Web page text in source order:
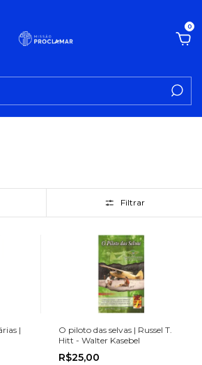
0
Filtrar
|
O piloto das selvas | Russel T.
Hitt - Walter Kasebel
R$25,00